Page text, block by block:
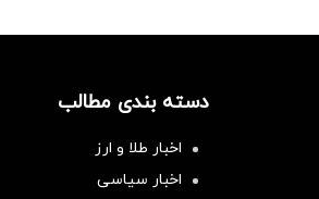
دسته بندی مطالب
اخبار طلا و ارز
اخبار سیاسی